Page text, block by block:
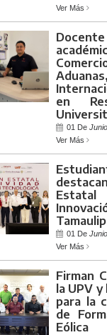
Ver Más
en
01 De Junio
Ver Más
01 De Junio
Ver Más
Firman
la UPV y
para la
de
Eólica